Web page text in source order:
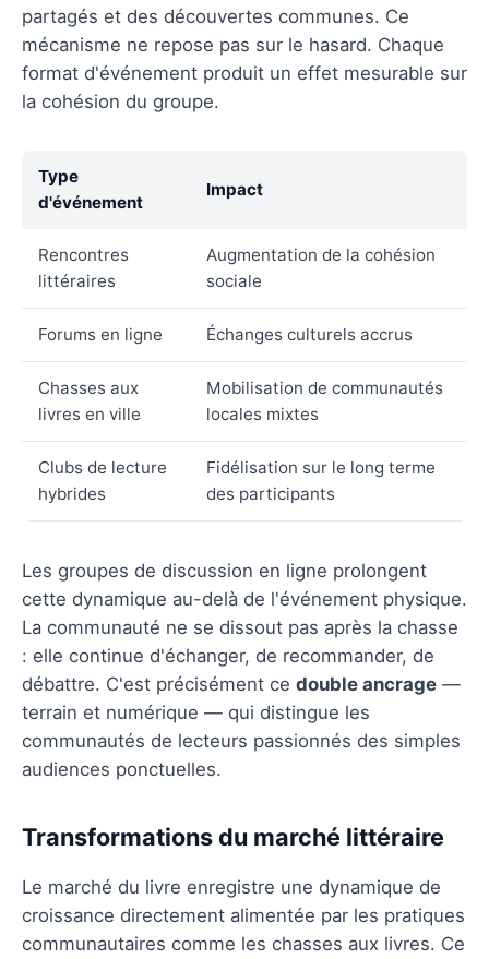
partagés et des découvertes communes. Ce
mécanisme ne repose pas sur le hasard. Chaque
format d'événement produit un effet mesurable sur
la cohésion du groupe.
Type
d'événement
Impact
Rencontres
littéraires
Augmentation de la cohésion
sociale
Forums en ligne Échanges culturels accrus
Chasses aux
livres en ville
Mobilisation de communautés
locales mixtes
Clubs de lecture
hybrides
Fidélisation sur le long terme
des participants
Les groupes de discussion en ligne prolongent
cette dynamique au-delà de l'événement physique.
La communauté ne se dissout pas après la chasse
: elle continue d'échanger, de recommander, de
débattre. C'est précisément ce double ancrage —
terrain et numérique — qui distingue les
communautés de lecteurs passionnés des simples
audiences ponctuelles.
Transformations du marché littéraire
Le marché du livre enregistre une dynamique de
croissance directement alimentée par les pratiques
communautaires comme les chasses aux livres. Ce